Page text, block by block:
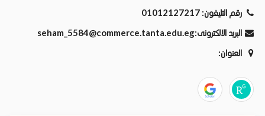
رقم التليفون: 01012127217
البريد الالكترونى:seham_5584@commerce.tanta.edu.eg
العنوان: